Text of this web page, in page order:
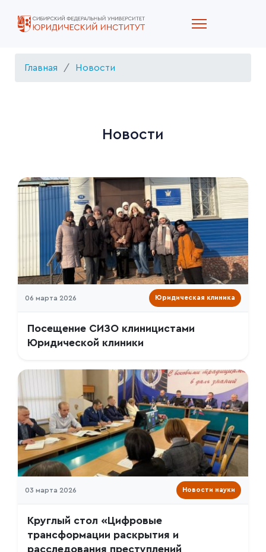
Главная Новости
Новости
06 марта 2026 Юридическая клиника
Посещение СИЗО клиницистами
Юридической клиники
03 марта 2026 Новости науки
Круглый стол «Цифровые
трансформации раскрытия и
расследования преступлений